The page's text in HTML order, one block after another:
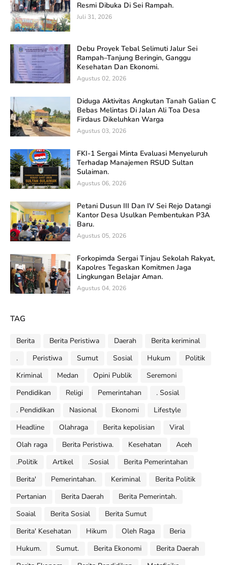
Resmi Dibuka Di Sei Rampah.
Juli 31, 2026
Debu Proyek Tebal Selimuti Jalur Sei
Rampah–Tanjung Beringin, Ganggu
Kesehatan Dan Ekonomi.
Agustus 02, 2026
Diduga Aktivitas Angkutan Tanah Galian C
Bebas Melintas Di Jalan Ali Toa Desa
Firdaus Dikeluhkan Warga
Agustus 03, 2026
FKI-1 Sergai Minta Evaluasi Menyeluruh
Terhadap Manajemen RSUD Sultan
Sulaiman.
Agustus 06, 2026
Petani Dusun III Dan IV Sei Rejo Datangi
Kantor Desa Usulkan Pembentukan P3A
Baru.
Agustus 05, 2026
Forkopimda Sergai Tinjau Sekolah Rakyat,
Kapolres Tegaskan Komitmen Jaga
Lingkungan Belajar Aman.
Agustus 04, 2026
TAG
Berita Berita Peristiwa Daerah
Berita keriminal
.
Peristiwa Sumut Sosial Hukum
Politik
Kriminal
Medan Opini Publik
Seremoni
Pendidikan
Religi Pemerintahan
. Sosial
. Pendidikan
Nasional Ekonomi
Lifestyle
Headline
Olahraga Berita kepolisian
Viral
Olah raga
Berita Peristiwa. Kesehatan
Aceh
.Politik
Artikel .Sosial
Berita Pemerintahan
Berita'
Pemerintahan. Keriminal
Berita Politik
Pertanian
Berita Daerah
Berita Pemerintah.
Soaial
Berita Sosial
Berita Sumut
Berita' Kesehatan
Hikum Oleh Raga
Beria
Hukum.
Sumut. Berita Ekonomi
Berita Daerah